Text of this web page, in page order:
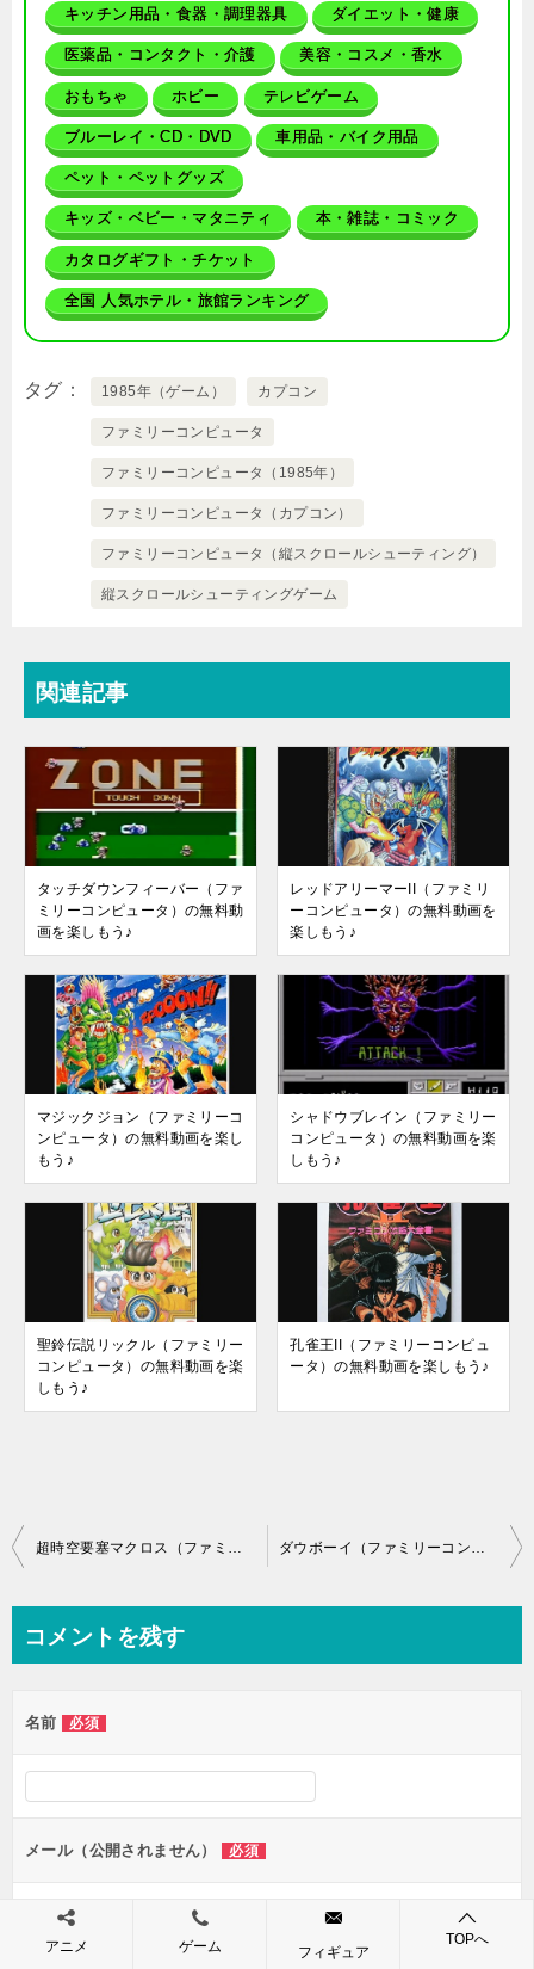
キッチン用品・食器・調理器具 ダイエット・健康
医薬品・コンタクト・介護 美容・コスメ・香水
おもちゃ ホビー テレビゲーム
ブルーレイ・CD・DVD 車用品・バイク用品
ペット・ペットグッズ
キッズ・ベビー・マタニティ 本・雑誌・コミック
カタログギフト・チケット
全国 人気ホテル・旅館ランキング
タグ 1985年（ゲーム） カプコン
ファミリーコンピュータ
ファミリーコンピュータ（1985年）
ファミリーコンピュータ（カプコン）
ファミリーコンピュータ（縦スクロールシューティング）
縦スクロールシューティングゲーム
関連記事
タッチダウンフィーバー（ファ
ミリーコンピュータ）の無料動
画を楽しもう♪
レッドアリーマーII（ファミリ
ーコンピュータ）の無料動画を
楽しもう♪
マジックジョン（ファミリーコ
ンピュータ）の無料動画を楽し
もう♪
シャドウブレイン（ファミリー
コンピュータ）の無料動画を楽
しもう♪
聖鈴伝説リックル（ファミリー
コンピュータ）の無料動画を楽
しもう♪
孔雀王II（ファミリーコンピュ
ータ）の無料動画を楽しもう♪
投
ビ
ー
シ
ン
超時空要塞マクロス（ファミリーコンピュータ）の無料動画を楽しもう♪ ダウボーイ（ファミリーコンピュータ）の無料動画を楽しもう♪
コメントを残す
名前 必須
メール（公開されません） 必須
アニメ ゲーム フィギュア
TOPへ